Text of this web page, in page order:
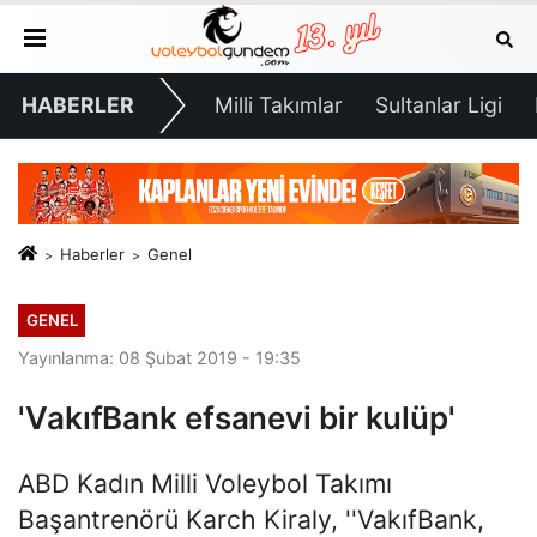
HABERLER Milli Takımlar Sultanlar Ligi
Haberler Genel
GENEL
Yayınlanma: 08 Şubat 2019 - 19:35
'VakıfBank efsanevi bir kulüp'
ABD Kadın Milli Voleybol Takımı
Başantrenörü Karch Kiraly, ''VakıfBank,